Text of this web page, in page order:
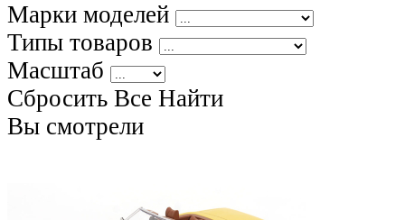
Марки моделей
Типы товаров
Масштаб
Сбросить Все Найти
Вы смотрели